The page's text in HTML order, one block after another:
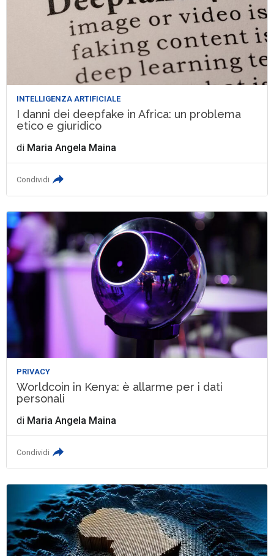
INTELLIGENZA ARTIFICIALE
I danni dei deepfake in Africa: un problema
etico e giuridico
di Maria Angela Maina
Condividi
PRIVACY
Worldcoin in Kenya: è allarme per i dati
personali
di Maria Angela Maina
Condividi